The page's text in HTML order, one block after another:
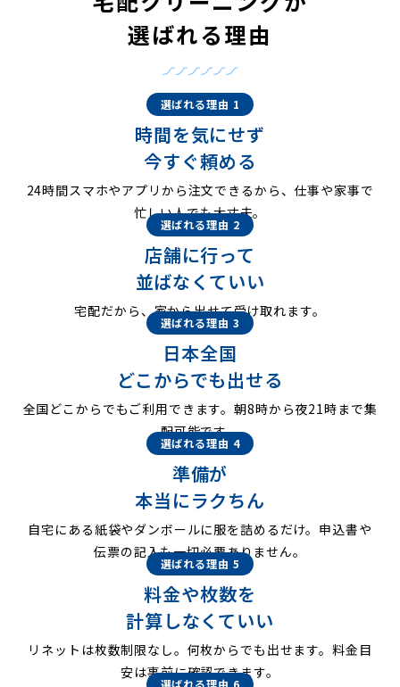
選ばれる理由
選ばれる理由 1
時間を気にせず
今すぐ頼める
24時間スマホやアプリから注文できるから、仕事や家事で
忙しい人でも大丈夫。
選ばれる理由 2
店舗に行って
並ばなくていい
宅配だから、家から出せて受け取れます。
選ばれる理由 3
日本全国
どこからでも出せる
全国どこからでもご利用できます。朝8時から夜21時まで集
配可能です。
選ばれる理由 4
準備が
本当にラクちん
自宅にある紙袋やダンボールに服を詰めるだけ。申込書や
伝票の記入も一切必要ありません。
選ばれる理由 5
料金や枚数を
計算しなくていい
リネットは枚数制限なし。何枚からでも出せます。料金目
安は事前に確認できます。